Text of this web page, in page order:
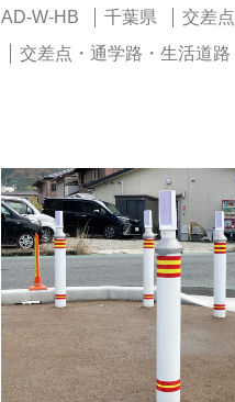
AD-W-HB 千葉県
交差点
交差点・通学路・生活道路